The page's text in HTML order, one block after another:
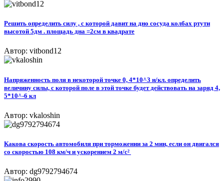
Решить определить силу , с которой давит на дно сосуда колбах ртути
высотой 5дм . площадь дна =2см в квадрате
Автор: vitbond12
Напряженность поля в некоторой точке 0, 4*10^3 н/кл. определить
величину силы, с которой поле в этой точке будет действовать на заряд 4,
5*10^-6 кл
Автор: vkaloshin
Какова скорость автомобиля при торможении за 2 мин, если он двигался
со скоростью 108 км/ч и ускорением 2 м/с² ​
Автор: dg9792794674